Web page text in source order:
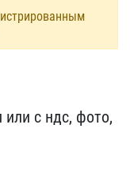
с ндс, фото,